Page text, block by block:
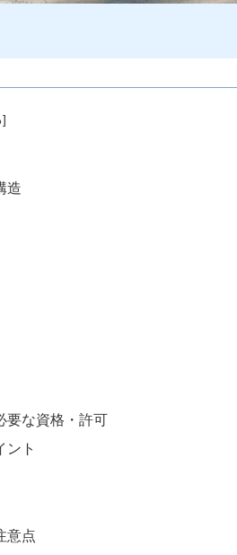
造
要な資格・許可
ント
意点